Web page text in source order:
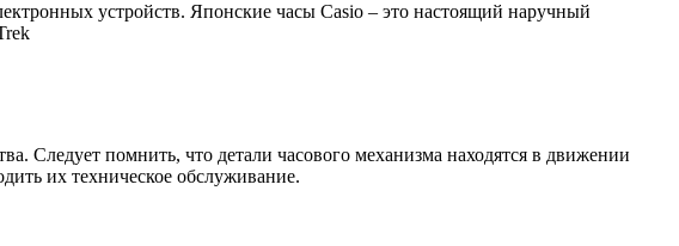
устройств. Японские часы Casio – это настоящий наручный
Следует помнить, что детали часового механизма находятся в движении
их техническое обслуживание.